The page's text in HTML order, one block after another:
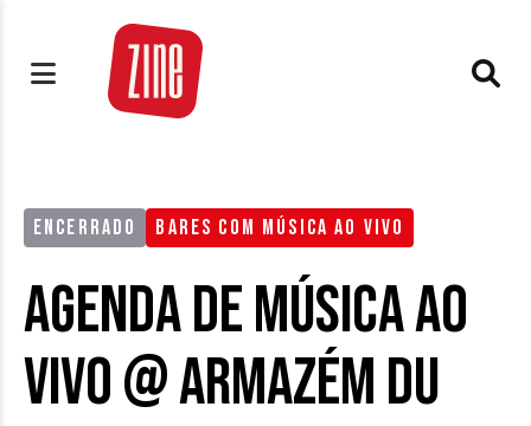
ENCERRADO BARES COM MÚSICA AO VIVO
Agenda de Música ao
Vivo @ Armazém Du